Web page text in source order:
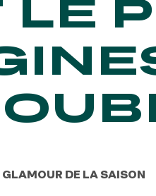
DE LA SAISON